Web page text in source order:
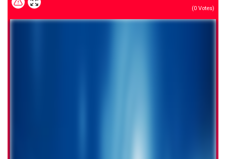
(0 Votes)